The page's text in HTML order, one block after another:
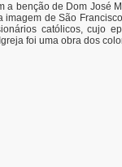
a benção de Dom José
de São
católicos, cujo
foi uma obra dos